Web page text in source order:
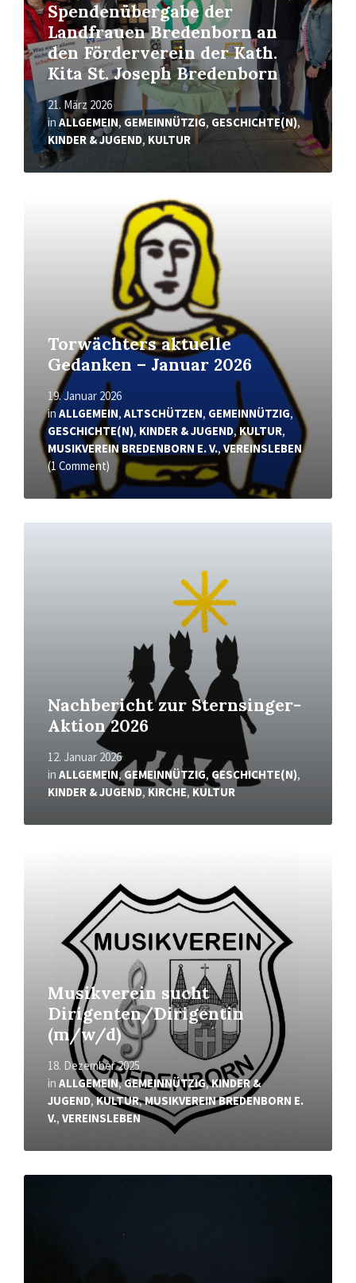
Spendenübergabe der
Landfrauen Bredenborn an
den Förderverein der Kath.
Kita St. Joseph Bredenborn
21. März 2026
in ALLGEMEIN,GEMEINNÜTZIG, GESCHICHTE(N),
KINDER & JUGEND, KULTUR
Torwächters aktuelle
Gedanken – Januar 2026
19. Januar 2026
inALLGEMEIN, ALTSCHÜTZEN, GEMEINNÜTZIG,
GESCHICHTE(N), KINDER & JUGEND,KULTUR,
MUSIKVEREIN BREDENBORN E. V.,VEREINSLEBEN
(1 Comment)
Nachbericht zur Sternsinger-
Aktion 2026
12. Januar 2026
in ALLGEMEIN,GEMEINNÜTZIG, GESCHICHTE(N),
KINDER & JUGEND,KIRCHE,KULTUR
Mehr
Musikverein sucht
Dirigenten/Dirigentin
(m/w/d)
18. Dezember 2025
in ALLGEMEIN,GEMEINNÜTZIG,KINDER &
JUGEND,KULTUR,MUSIKVEREIN BREDENBORN E.
V., VEREINSLEBEN
Mehr